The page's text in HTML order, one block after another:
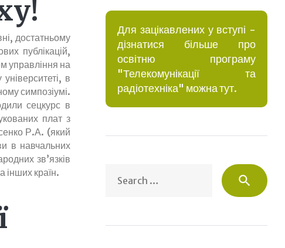
достатньому
публікацій,
управління на
в
симпозіумі.
сецкурс в
плат з
Р.А. (який
в навчальних
зв’язків
інших країн.
Для зацікавлених у вступі -
дізнатися більше про
освітню програму
"Телекомунікації та
радіотехніка" можна тут.
search